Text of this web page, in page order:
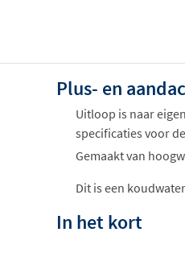
Plus- en
Uitloop is naar
specificaties voor
Gemaakt van
Dit is een
In het kort